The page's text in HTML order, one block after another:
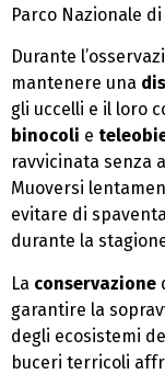
Parco Nazionale
Durante
mantenere una
gli uccelli e il loro
binocoli e
ravvicinata senza
Muoversi
evitare di
durante la
La conservazione
garantire la
degli ecosistemi
buceri terricoli